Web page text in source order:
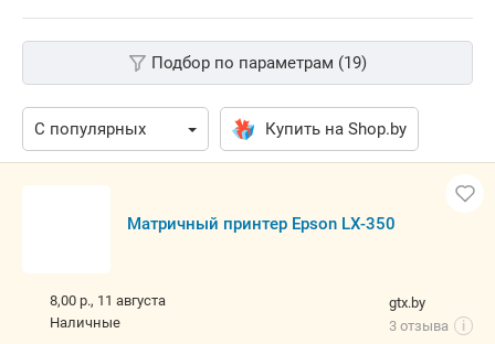
Подбор по параметрам (19)
Купить на Shop.by
Матричный принтер Epson LX-350
gtx.by
3 отзыва
i
8,00 р., 11 августа
наличные